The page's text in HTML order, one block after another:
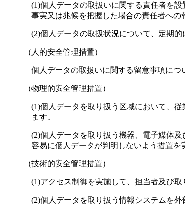
(1)個人データの取扱いに関する責任者を
事実又は兆候を把握した場合の責任者への
(2)個人データの取扱状況について、定期
（人的安全管理措置）
個人データの取扱いに関する留意事項につ
（物理的安全管理措置）
(1)個人データを取り扱う区域において、
ます。
(2)個人データを取り扱う機器、電子媒体
容易に個人データが判明しないよう措置を
（技術的安全管理措置）
(1)アクセス制御を実施して、担当者及び
(2)個人データを取り扱う情報システムを